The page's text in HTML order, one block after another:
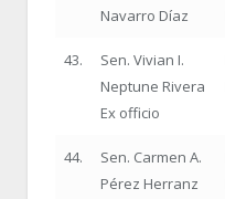
Navarro Díaz
43.
Sen. Vivian I.
Neptune Rivera
Ex officio
44.
Sen. Carmen A.
Pérez Herranz